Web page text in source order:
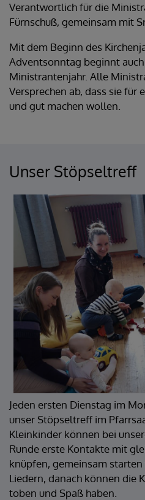
Verantwortlich für die
Fürnschuß, gemeinsam mit
Mit dem Beginn des
Adventsonntag beginnt auch
Ministrantenjahr. Alle
Versprechen ab, dass sie für
und gut machen wollen.
Unser Stöpseltreff
Jeden ersten Dienstag im
unser Stöpseltreff im
Kleinkinder können bei
Runde erste Kontakte mit
knüpfen, gemeinsam
Liedern, danach können die
toben und Spaß haben.